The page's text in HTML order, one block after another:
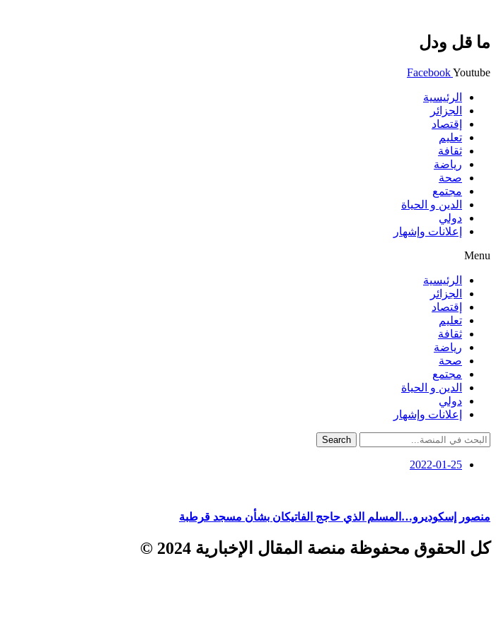
ما قل ودل
FacebookYoutube
الرئيسية
الجزائر
إقتصاد
تعليم
ثقافة
رياضة
صحة
مجتمع
الدين و الحياة
دولي
إعلانات وإشهار
Menu
الرئيسية
الجزائر
إقتصاد
تعليم
ثقافة
رياضة
صحة
مجتمع
الدين و الحياة
دولي
إعلانات وإشهار
Search
2022-01-25
منصور إسكوديرو…المسلم الذي حاجج الفاتيكان بشأن مسجد قرطبة
كل الحقوق محفوظة منصة المقال الإخبارية 2024 ©